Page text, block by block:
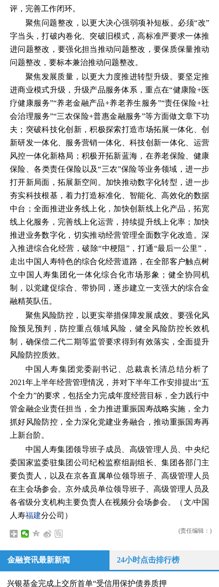
评，完善工作闭环。
聚焦问题整改，以更大决心强弱项补短板。必须“改”
字当头，打破内卷化、突破旧模式，高标准严要求一体推
进问题整改，要强化担当推动问题整改，要保质保量推动
问题整改，要标本兼治推动问题整改。
聚焦发展质量，以更大力度推进转型升级。要坚定推
进商业模式升级，升级产品服务体系，重点在“健康险+医
疗健康服务”“养老金融产品+养老养生服务”“责任保险+社
会治理服务”“三农保险+普惠金融服务”等方面做文章下功
夫；突破科技化创新，积极探索打造市场拓展一体化、创
新研发一体化、服务营销一体化、科技创新一体化、运营
风控一体化新格局；积极开拓新蓝海，在养老保险、健康
保险、各类责任保险以及“三农”保险等业务领域，进一步
打开新局面，拓展新空间。加快推动数字化转型，进一步
夯实科技根基，着力打造标准化、智能化、高效化的数据
中台；全面推进业务线上化，加快创新线上化产品，拓宽
线上化服务，完善线上化运营，持续提升线上化率；加快
推进业务数字化，切实推动经营管理全面数字化改造。深
入推进综合化经营，破除“中梗阻”，打通“最后一公里”，
走出中国人寿特色的综合化经营道路，在全部客户触点树
立中国人寿集团化一体化综合化市场形象；健全协同机
制，以党建促综合、带协同，逐步建立一支强大的综合金
融精英队伍。
聚焦风险防控，以更实举措保障发展成效。要强化风
险预见预判，防控重点领域风险，健全风险防控长效机
制，确保偿二代二期等监管要求得到有效落实，全面提升
风险防控质效。
中国人寿集团党委副书记、总裁袁长清总结分析了
2021年上半年经营管理情况，并对下半年工作安排提出“五
个全力”的要求，包括全力完成年度经营目标，全力践行中
管金融企业责任担当，全力推进重振国寿战略实施，全力
抓好风险防控，全力深化党建业务融合，推动重振国寿再
上新台阶。
中国人寿集团领导班子成员、高级管理人员、中央纪
委国家监委驻集团公司纪检监察组副组长、集团各部门主
要负责人，以及在京各直属单位领导班子、高级管理人员
在主会场参会。京外成员单位领导班子、高级管理人员及
各省级分支机构主要负责人在视频分会场参会。（文/中国
人寿福建分公司）
(责任编辑：)
金融资讯最新新闻 24小时点击排行榜
兴银基金完成上交所首单“受信用保护债券质押